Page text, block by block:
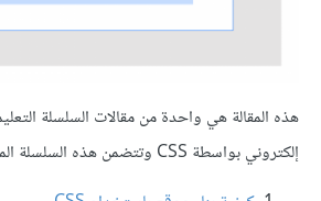
هذه المقالة هي واحدة من مقالات السلسلة
إلكتروني بواسطة CSS وتتضمن هذه السلسلة المقالات التالية: